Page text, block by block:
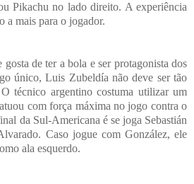
Pikachu no lado direito. A experiência
a mais para o jogador.
de ter a bola e ser protagonista dos
único, Luis Zubeldía não deve ser tão
técnico argentino costuma utilizar um
com força máxima no jogo contra o
da Sul-Americana é se joga Sebastián
Caso jogue com González, ele
ala esquerdo.